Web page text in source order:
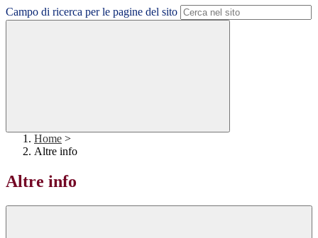
Campo di ricerca per le pagine del sito
Home >
Altre info
Altre info